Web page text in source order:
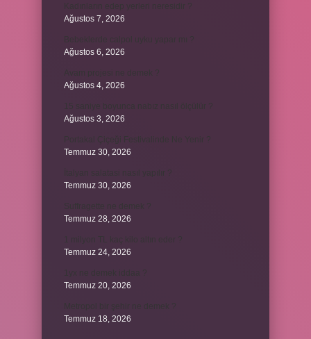
Ağustos 7, 2026
Ağustos 6, 2026
Ağustos 4, 2026
Ağustos 3, 2026
Temmuz 30, 2026
Temmuz 30, 2026
Temmuz 28, 2026
Temmuz 24, 2026
Temmuz 20, 2026
Temmuz 18, 2026